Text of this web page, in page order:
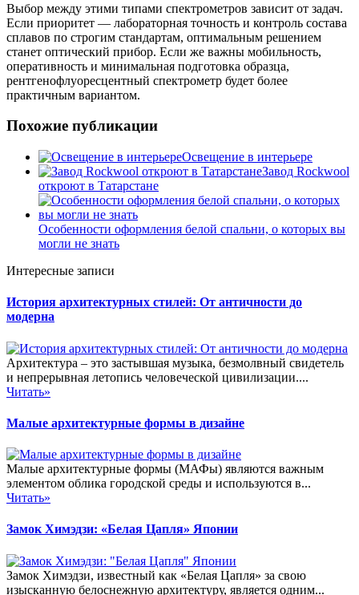
Выбор между этими типами спектрометров зависит от задач.
Если приоритет — лабораторная точность и контроль состава
сплавов по строгим стандартам, оптимальным решением
станет оптический прибор. Если же важны мобильность,
оперативность и минимальная подготовка образца,
рентгенофлуоресцентный спектрометр будет более
практичным вариантом.
Похожие публикации
Освещение в интерьере
Завод Rockwool
откроют в Татарстане
Особенности оформления белой спальни, о которых вы
могли не знать
Интересные записи
История архитектурных стилей: От античности до
модерна
Архитектура – это застывшая музыка, безмолвный свидетель
и непрерывная летопись человеческой цивилизации....
Читать»
Малые архитектурные формы в дизайне
Малые архитектурные формы (МАФы) являются важным
элементом облика городской среды и используются в...
Читать»
Замок Химэдзи: «Белая Цапля» Японии
Замок Химэдзи, известный как «Белая Цапля» за свою
изысканную белоснежную архитектуру, является одним...